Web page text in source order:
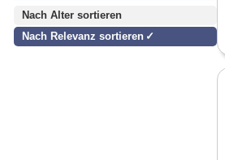
Nach Alter sortieren
Nach Relevanz sortieren